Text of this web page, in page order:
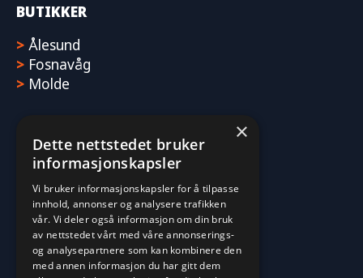
BUTIKKER
> Ålesund
> Fosnavåg
> Molde
×
Dette nettstedet bruker
informasjonskapsler
Vi bruker informasjonskapsler for å tilpasse
innhold, annonser og analysere trafikken
vår. Vi deler også informasjon om din bruk
av nettstedet vårt med våre annonserings-
og analysepartnere som kan kombinere den
med annen informasjon du har gitt dem